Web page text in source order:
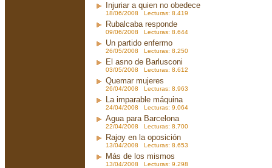
Injuriar a quien no obedece
18/06/2008 Lecturas: 8.419
Rubalcaba responde
09/06/2008 Lecturas: 8.644
Un partido enfermo
26/05/2008 Lecturas: 8.250
El asno de Barlusconi
03/05/2008 Lecturas: 8.612
Quemar mujeres
26/04/2008 Lecturas: 8.963
La imparable máquina
24/04/2008 Lecturas: 9.064
Agua para Barcelona
22/04/2008 Lecturas: 8.700
Rajoy en la oposición
13/04/2008 Lecturas: 8.653
Más de los mismos
13/04/2008 Lecturas: 9.298